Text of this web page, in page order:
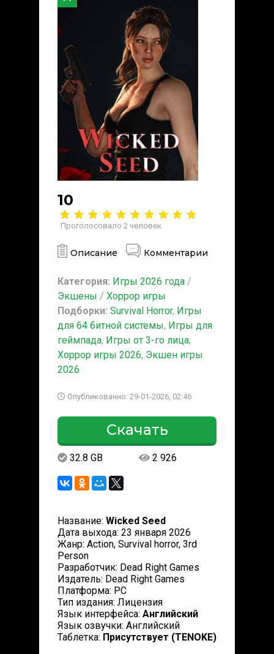
10
Проголосовало 2 человек
Описание Комментарии
Категория: Игры 2026 года /
Экшены / Хоррор игры
Подборки: Survival Horror, Игры
для 64 битной системы, Игры для
геймпада, Игры от 3-го лица,
Хоррор игры 2026, Экшен игры
2026
Опубликованно: 29-01-2026, 02:46
Скачать
32.8 GB 2 926
Название: Wicked Seed
Дата выхода: 23 января 2026
Жанр: Action, Survival horror, 3rd
Person
Разработчик: Dead Right Games
Издатель: Dead Right Games
Платформа: PC
Тип издания: Лицензия
Язык интерфейса: Английский
Язык озвучки: Английский
Таблетка: Присутствует (TENOKE)